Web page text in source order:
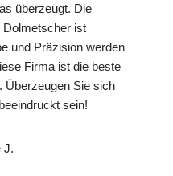
überzeugt. Die
Dolmetscher ist
und Präzision werden
Firma ist die beste
Überzeugen Sie sich
sein!
J.